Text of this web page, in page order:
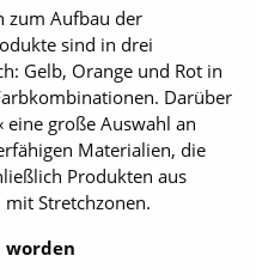
zum Aufbau der
sind in drei
Gelb, Orange und Rot in
Darüber
eine große Auswahl an
Materialien, die
Produkten aus
Stretchzonen.
worden